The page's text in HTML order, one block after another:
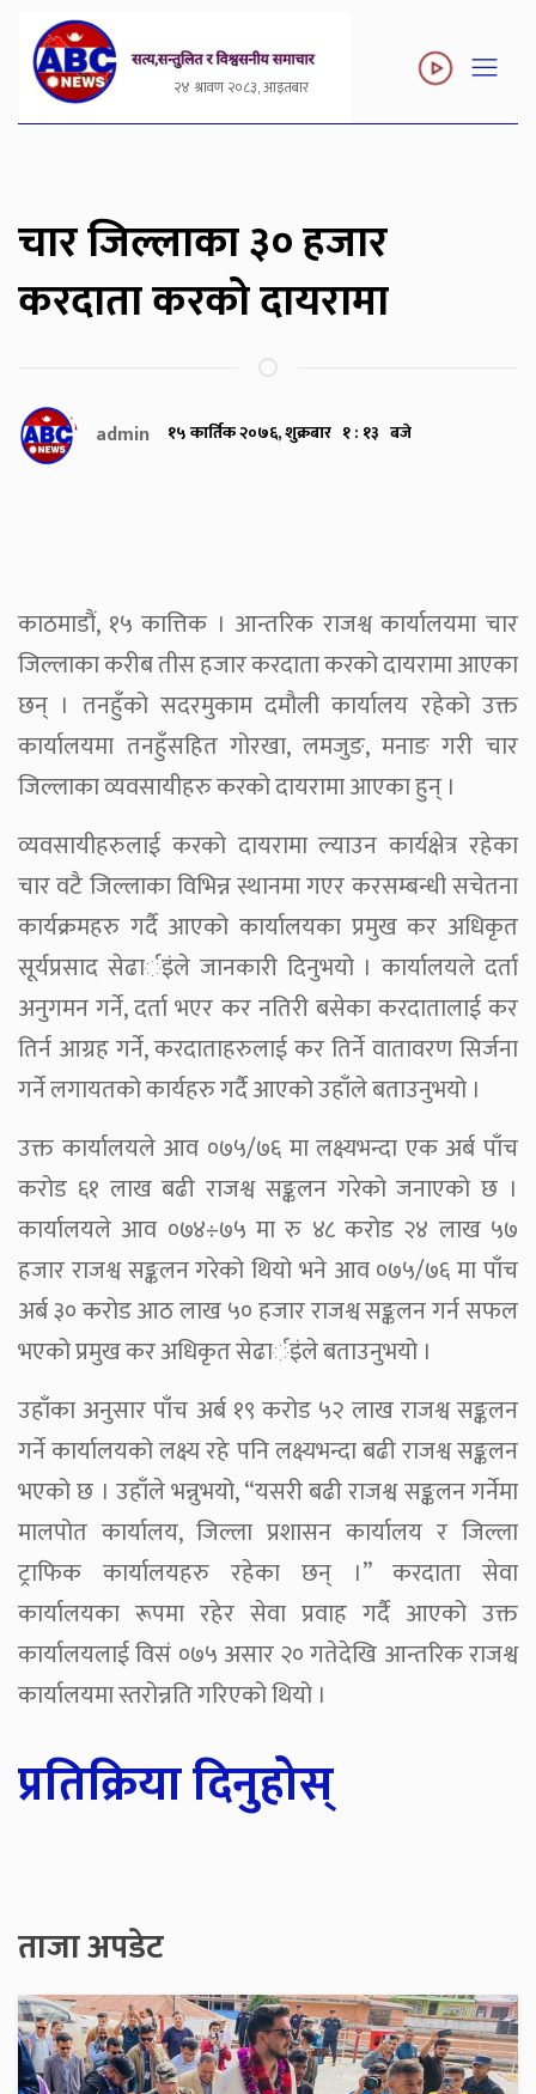
२४ श्रावण २०८३, आइतबार
चार जिल्लाका ३० हजार
करदाता करको दायरामा
admin १५ कार्तिक २०७६, शुक्रबार १ : १३ बजे
काठमाडौं, १५ कात्तिक । आन्तरिक राजश्व कार्यालयमा चार
जिल्लाका करीब तीस हजार करदाता करको दायरामा आएका
छन् । तनहुँको सदरमुकाम दमौली कार्यालय रहेको उक्त
कार्यालयमा तनहुँसहित गोरखा, लमजुङ, मनाङ गरी चार
जिल्लाका व्यवसायीहरु करको दायरामा आएका हुन् ।
व्यवसायीहरुलाई करको दायरामा ल्याउन कार्यक्षेत्र रहेका
चार वटै जिल्लाका विभिन्न स्थानमा गएर करसम्बन्धी सचेतना
कार्यक्रमहरु गर्दै आएको कार्यालयका प्रमुख कर अधिकृत
सूर्यप्रसाद सेढार्इंले जानकारी दिनुभयो । कार्यालयले दर्ता
अनुगमन गर्ने, दर्ता भएर कर नतिरी बसेका करदातालाई कर
तिर्न आग्रह गर्ने, करदाताहरुलाई कर तिर्ने वातावरण सिर्जना
गर्ने लगायतको कार्यहरु गर्दै आएको उहाँले बताउनुभयो ।
उक्त कार्यालयले आव ०७५/७६ मा लक्ष्यभन्दा एक अर्ब पाँच
करोड ६१ लाख बढी राजश्व सङ्कलन गरेको जनाएको छ ।
कार्यालयले आव ०७४÷७५ मा रु ४८ करोड २४ लाख ५७
हजार राजश्व सङ्कलन गरेको थियो भने आव ०७५/७६ मा पाँच
अर्ब ३० करोड आठ लाख ५० हजार राजश्व सङ्कलन गर्न सफल
भएको प्रमुख कर अधिकृत सेढार्इंले बताउनुभयो ।
उहाँका अनुसार पाँच अर्ब १९ करोड ५२ लाख राजश्व सङ्कलन
गर्ने कार्यालयको लक्ष्य रहे पनि लक्ष्यभन्दा बढी राजश्व सङ्कलन
भएको छ । उहाँले भन्नुभयो, “यसरी बढी राजश्व सङ्कलन गर्नेमा
मालपोत कार्यालय, जिल्ला प्रशासन कार्यालय र जिल्ला
ट्राफिक कार्यालयहरु रहेका छन् ।” करदाता सेवा
कार्यालयका रूपमा रहेर सेवा प्रवाह गर्दै आएको उक्त
कार्यालयलाई विसं ०७५ असार २० गतेदेखि आन्तरिक राजश्व
कार्यालयमा स्तरोन्नति गरिएको थियो ।
प्रतिक्रिया दिनुहोस्
ताजा अपडेट